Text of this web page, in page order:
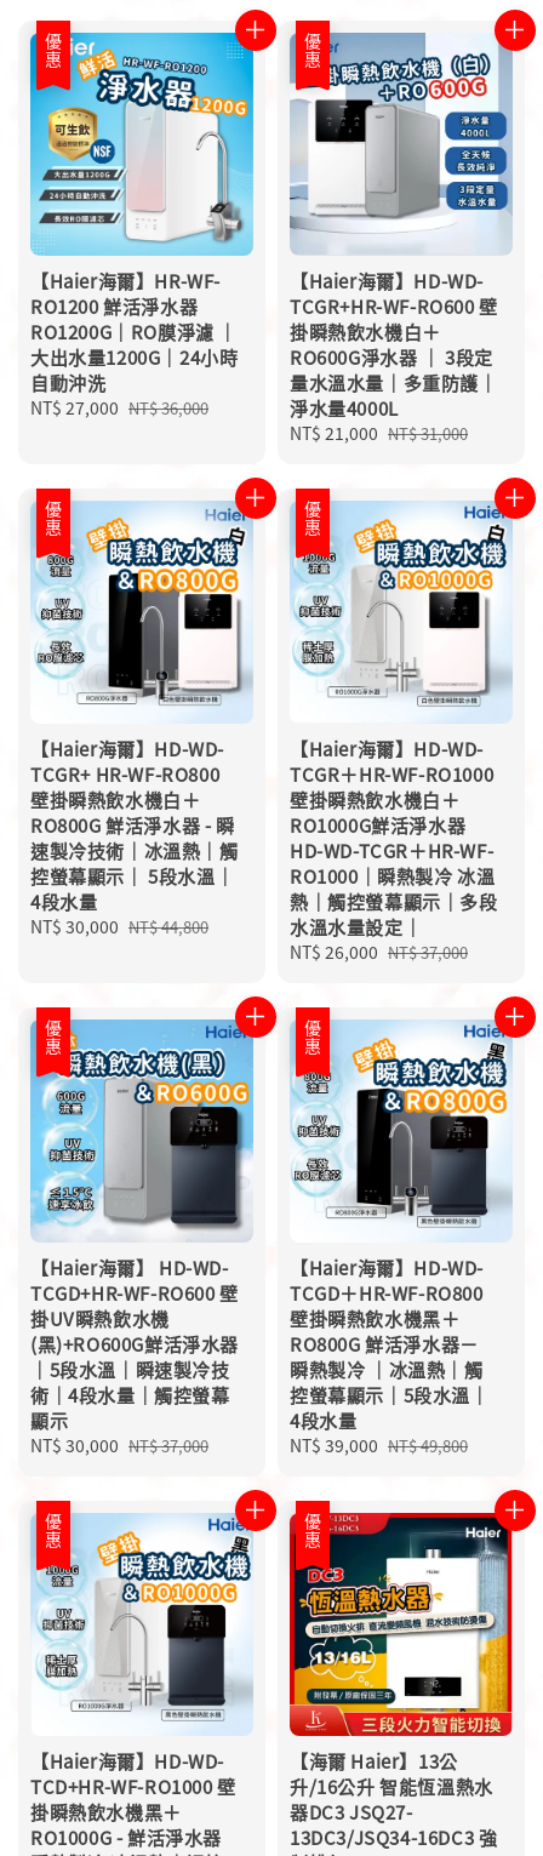
優惠
【Haier海爾】HR-WF-
RO1200 鮮活淨水器
RO1200G｜RO膜淨濾 ｜
大出水量1200G｜24小時
自動沖洗
Sale
NT$ 27,000 Regular
NT$ 36,000
優惠
【Haier海爾】HD-WD-
TCGR+HR-WF-RO600 壁
掛瞬熱飲水機白＋
RO600G淨水器 ｜ 3段定
量水溫水量｜多重防護｜
淨水量4000L
Sale
NT$ 21,000 Regular
NT$ 31,000
優惠
【Haier海爾】HD-WD-
TCGR+ HR-WF-RO800
壁掛瞬熱飲水機白＋
RO800G 鮮活淨水器 - 瞬
速製冷技術｜冰溫熱｜觸
控螢幕顯示｜ 5段水溫｜
4段水量
Sale
NT$ 30,000 Regular
NT$ 44,800
優惠
【Haier海爾】HD-WD-
TCGR＋HR-WF-RO1000
壁掛瞬熱飲水機白＋
RO1000G鮮活淨水器
HD-WD-TCGR＋HR-WF-
RO1000｜瞬熱製冷 冰溫
熱｜觸控螢幕顯示｜多段
水溫水量設定｜
Sale
NT$ 26,000 Regular
NT$ 37,000
優惠
【Haier海爾】 HD-WD-
TCGD+HR-WF-RO600 壁
掛UV瞬熱飲水機
(黑)+RO600G鮮活淨水器
｜5段水溫｜瞬速製冷技
術｜4段水量｜觸控螢幕
顯示
Sale
NT$ 30,000 Regular
NT$ 37,000
優惠
【Haier海爾】HD-WD-
TCGD＋HR-WF-RO800
壁掛瞬熱飲水機黑＋
RO800G 鮮活淨水器－
瞬熱製冷 ｜冰溫熱｜觸
控螢幕顯示｜5段水溫｜
4段水量
Sale
NT$ 39,000 Regular
NT$ 49,800
優惠
【Haier海爾】HD-WD-
TCD+HR-WF-RO1000 壁
掛瞬熱飲水機黑＋
RO1000G - 鮮活淨水器
優惠
【海爾 Haier】13公
升/16公升 智能恆溫熱水
器DC3 JSQ27-
13DC3/JSQ34-16DC3 強